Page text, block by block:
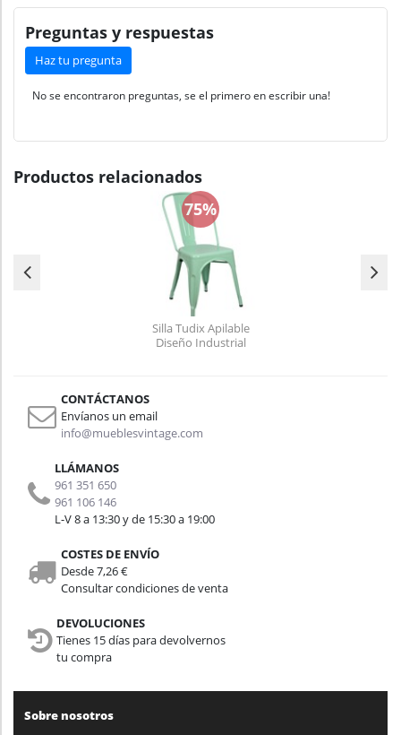
Preguntas y respuestas
Haz tu pregunta
No se encontraron preguntas, se el primero en escribir una!
Productos relacionados
75%
Silla Tudix Apilable
Diseño Industrial
CONTÁCTANOS
Envíanos un email
info@mueblesvintage.com
LLÁMANOS
961 351 650
961 106 146
L-V 8 a 13:30 y de 15:30 a 19:00
COSTES DE ENVÍO
Desde 7,26 €
Consultar condiciones de venta
DEVOLUCIONES
Tienes 15 días para devolvernos
tu compra
Sobre nosotros